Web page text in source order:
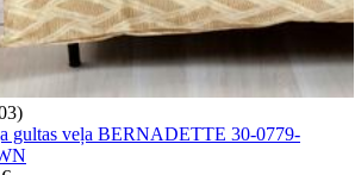
gultas veļa BERNADETTE 30-0779-